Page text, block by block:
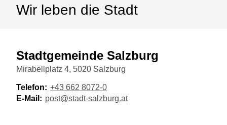
Wir leben die Stadt
Stadtgemeinde Salzburg
Mirabellplatz 4, 5020 Salzburg
Telefon: +43 662 8072-0
E-Mail: post@stadt-salzburg.at